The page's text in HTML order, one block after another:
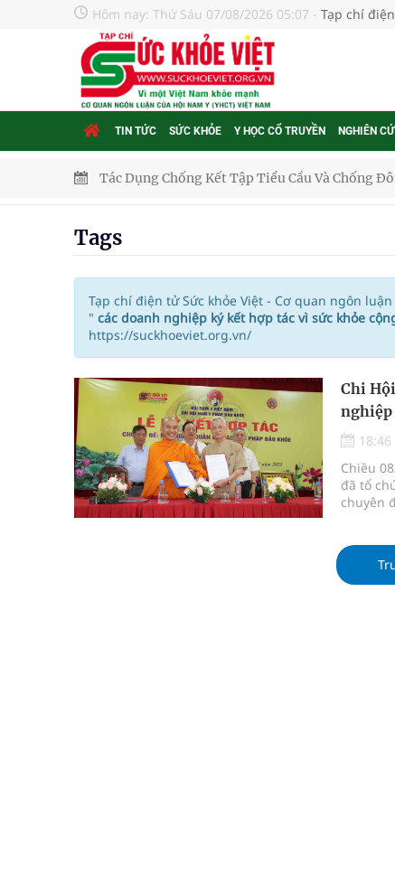
Hôm nay: Thứ Sáu 07/08/2026 05:07 - Tạp chí
TIN TỨC SỨC KHỎE Y HỌC CỔ TRUYỀN NGHIÊN
Tác Dụng Chống Kết Tập Tiểu Cầu Và Chống
"Nền kinh tế bạc" có thể trở thành động lực
Quảng Trị: Phát huy vai trò của chính quyền
bảo vệ sức khỏe Nhân dân
Không chỉ cắt tóc, Đông Tây Barbershop
Bệnh viện không được thu thêm tiền của người
cầu
Nhiều chuỗi hoạt động lớn được diễn ra tại Lễ
Tags
Tạp chí điện tử Sức khỏe Việt - Cơ quan ngôn
" các doanh nghiệp ký kết hợp tác vì sức khỏe
https://suckhoeviet.org.vn/
Chi
nghiệp
18:46
Chiều
đã tổ
chuyên